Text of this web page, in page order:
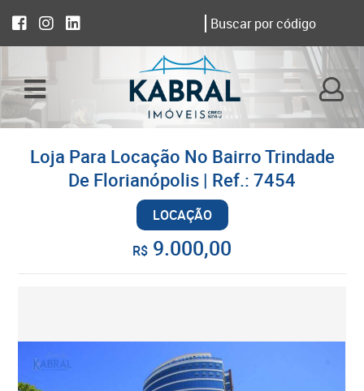
Loja Para Locação No Bairro Trindade
De Florianópolis | Ref.: 7454
LOCAÇÃO
R$ 9.000,00